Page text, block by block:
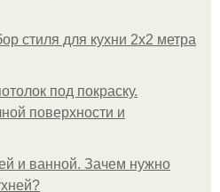
стиля для кухни 2х2 метра
под покраску.
поверхности и
и ванной. Зачем нужно